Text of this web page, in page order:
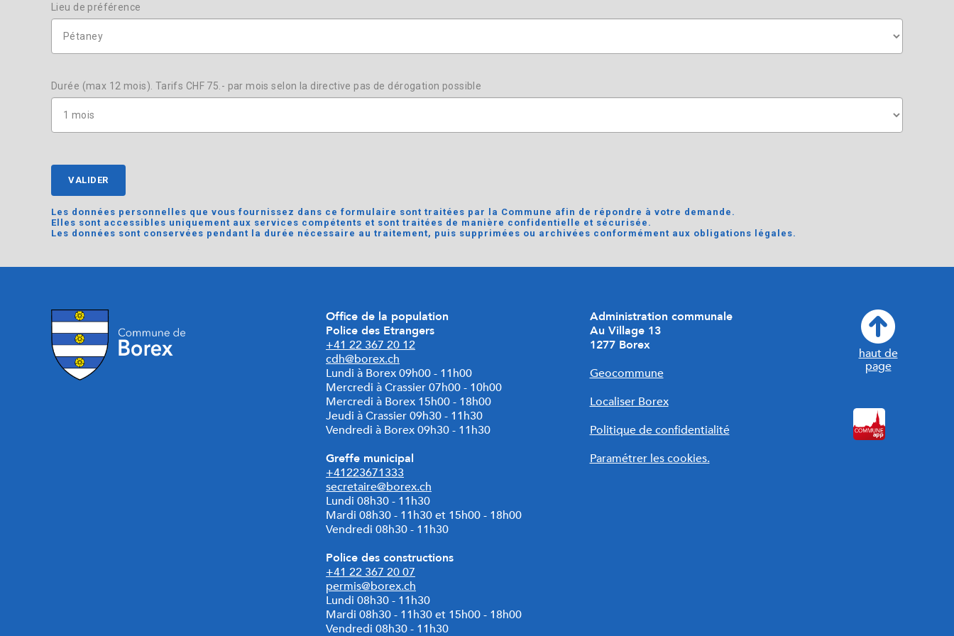
Lieu de préférence
Durée (max 12 mois). Tarifs CHF 75.- par mois selon la directive pas de dérogation possible
VALIDER
Les données personnelles que vous fournissez dans ce formulaire sont traitées par la Commune afin de répondre à votre demande.
Elles sont accessibles uniquement aux services compétents et sont traitées de manière confidentielle et sécurisée.
Les données sont conservées pendant la durée nécessaire au traitement, puis supprimées ou archivées conformément aux obligations légales.
Office de la population
Police des Etrangers
+41 22 367 20 12
cdh@borex.ch
Lundi à Borex 09h00 - 11h00
Mercredi à Crassier 07h00 - 10h00
Mercredi à Borex 15h00 - 18h00
Jeudi à Crassier 09h30 - 11h30
Vendredi à Borex 09h30 - 11h30
Greffe municipal
+41223671333
secretaire@borex.ch
Lundi 08h30 - 11h30
Mardi 08h30 - 11h30 et 15h00 - 18h00
Vendredi 08h30 - 11h30
Police des constructions
+41 22 367 20 07
permis@borex.ch
Lundi 08h30 - 11h30
Mardi 08h30 - 11h30 et 15h00 - 18h00
Vendredi 08h30 - 11h30
Administration communale
Au Village 13
1277 Borex
Geocommune
Localiser Borex
Politique de confidentialité
Paramétrer les cookies.
haut de
page